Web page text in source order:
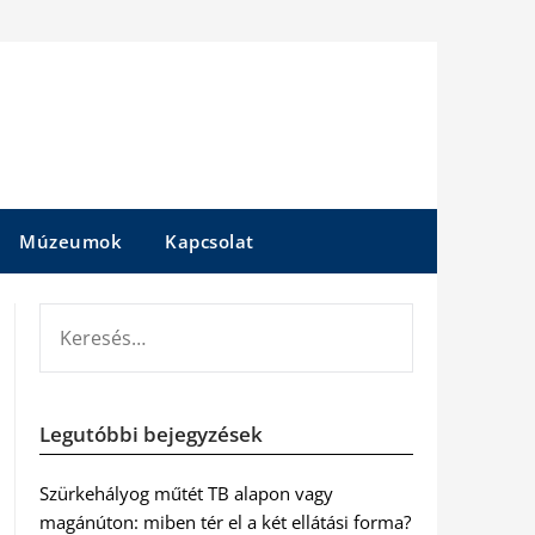
Múzeumok Kapcsolat
Legutóbbi bejegyzések
Szürkehályog műtét TB alapon vagy
magánúton: miben tér el a két ellátási forma?